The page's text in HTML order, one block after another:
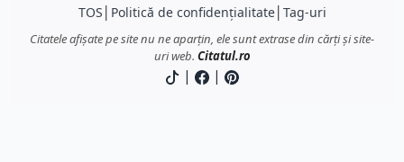
TOS Politică de confidențialitate│ Tag-uri
Citatele afișate pe site nu ne aparțin, ele sunt extrase din cărți și site-
uri web. Citatul.ro
| |